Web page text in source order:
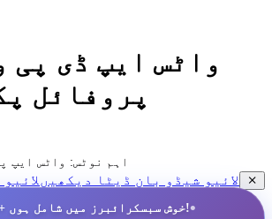
واٹس ایپ ڈی پی
پروفائل
اہم نوٹس: واٹس ایپ
لائیو شیڈو بان ڈیٹا دیکھیں
2,500+ خوش سبسکرائبرز میں شامل ہوں!•